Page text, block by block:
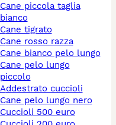
cane piccola taglia
bianco
cane tigrato
cane rosso razza
cane bianco pelo lungo
cane pelo lungo
piccolo
addestrato cuccioli
cane pelo lungo nero
cuccioli 500 euro